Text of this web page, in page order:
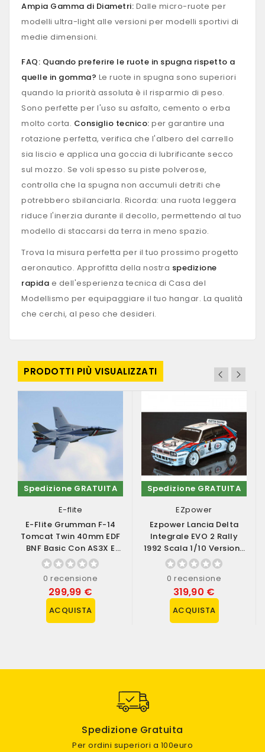
Ampia Gamma di Diametri: Dalle micro-ruote per
modelli ultra-light alle versioni per modelli sportivi di
medie dimensioni.
FAQ: Quando preferire le ruote in spugna rispetto a
quelle in gomma? Le ruote in spugna sono superiori
quando la priorità assoluta è il risparmio di peso.
Sono perfette per l'uso su asfalto, cemento o erba
molto corta. Consiglio tecnico: per garantire una
rotazione perfetta, verifica che l'albero del carrello
sia liscio e applica una goccia di lubrificante secco
sul mozzo. Se voli spesso su piste polverose,
controlla che la spugna non accumuli detriti che
potrebbero sbilanciarla. Ricorda: una ruota leggera
riduce l'inerzia durante il decollo, permettendo al tuo
modello di staccarsi da terra in meno spazio.
Trova la misura perfetta per il tuo prossimo progetto
aeronautico. Approfitta della nostra spedizione
rapida e dell'esperienza tecnica di Casa del
Modellismo per equipaggiare il tuo hangar. La qualità
che cerchi, al peso che desideri.
PRODOTTI PIÙ VISUALIZZATI
Spedizione GRATUITA
E-flite
E-Flite Grumman F-14
Tomcat Twin 40mm EDF
BNF Basic Con AS3X E
SAFE Select...
0 recensione
299,99 €
ACQUISTA
Spedizione GRATUITA
EZpower
Ezpower Lancia Delta
Integrale EVO 2 Rally
1992 Scala 1/10 Versione
RTR (art....
0 recensione
319,90 €
ACQUISTA
Spedizione Gratuita
Per ordini superiori a 100euro